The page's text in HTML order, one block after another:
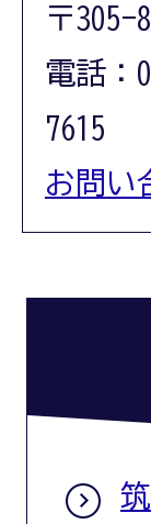
〒305-
電話：
7615
お問い